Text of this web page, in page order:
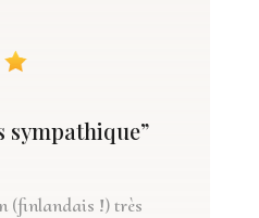
sympathique”
(finlandais !) très